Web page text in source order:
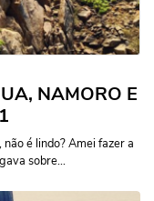
NAMORO E
não é lindo? Amei fazer a
sobre...